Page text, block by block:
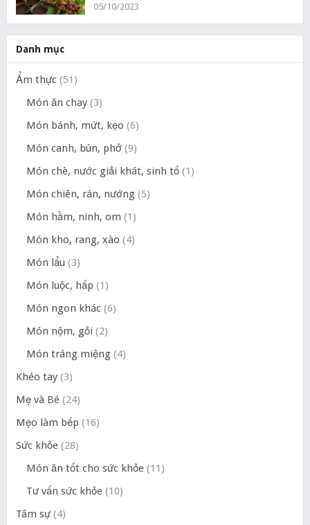
05/10/2023
Danh mục
Ẩm thực(51)
Món ăn chay(3)
Món bánh, mứt, kẹo (6)
Món canh, bún, phở(9)
Món chè, nước giải khát, sinh tố(1)
Món chiên, rán, nướng(5)
Món hầm, ninh, om (1)
Món kho, rang, xào (4)
Món lẩu (3)
Món luộc, hấp (1)
Món ngon khác(6)
Món nộm, gỏi(2)
Món tráng miệng(4)
Khéo tay(3)
Mẹ và Bé(24)
Mẹo làm bếp (16)
Sức khỏe(28)
Món ăn tốt cho sức khỏe(11)
Tư vấn sức khỏe(10)
Tâm sự(4)